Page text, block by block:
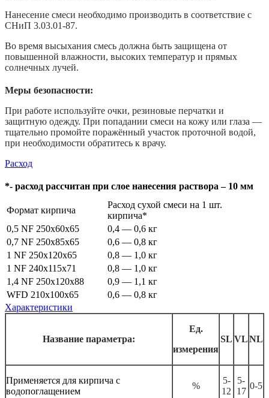
Нанесение смеси необходимо производить в соответствие с
СНиП 3.03.01-87.
Во время высыхания смесь должна быть защищена от
повышенной влажности, высоких температур и прямых
солнечных лучей.
Меры безопасности:
При работе используйте очки, резиновые перчатки и
защитную одежду. При попадании смеси на кожу или глаза —
тщательно промойте поражённый участок проточной водой,
при необходимости обратитесь к врачу.
Расход
*- расход рассчитан при слое нанесения раствора – 10 мм
Формат кирпича
Расход сухой смеси на 1 шт.
кирпича*
0,5 NF 250x60x65
0,4 — 0,6 кг
0,7 NF 250x85x65
0,6 — 0,8 кг
1 NF 250x120x65
0,8 — 1,0 кг
1 NF 240x115x71
0,8 — 1,0 кг
1,4 NF 250x120x88
0,9 — 1,1 кг
WFD 210x100x65
0,6 — 0,8 кг
Характеристики
Название параметра:
Ед.
измерения
SL VLNL
Применяется для кирпича с
водопоглащением
%
5-
12
5-
17
0-5